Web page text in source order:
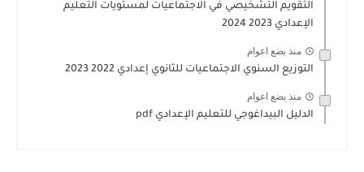
التقويم التشخيصي في الاجتماعيات لمستويات التعليم
الإعدادي 2023 2024
منذ بضع اعوام
التوزيع السنوي الاجتماعيات للثانوي إعدادي 2022 2023
منذ بضع اعوام
الدليل البيداغوجي للتعليم الإعدادي pdf